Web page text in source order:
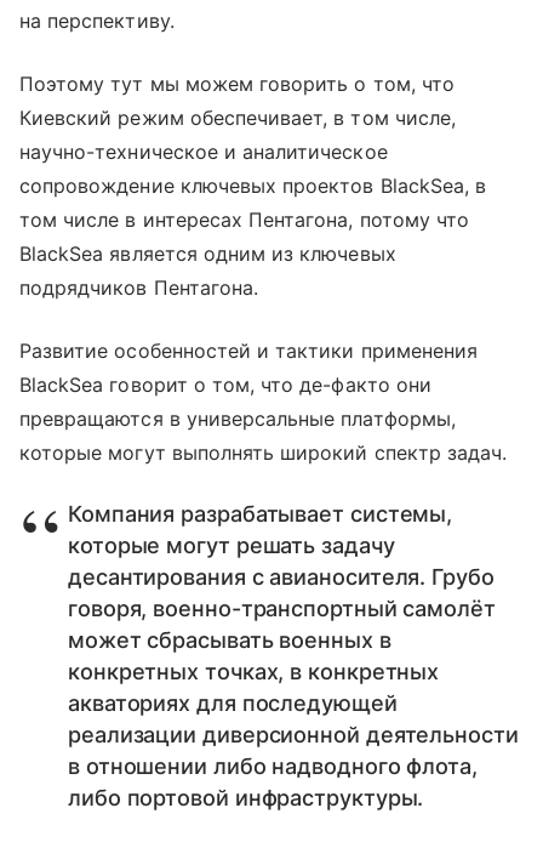
на перспективу.
Поэтому тут мы можем говорить о том, что
Киевский режим обеспечивает, в том числе,
научно-техническое и аналитическое
сопровождение ключевых проектов BlackSea, в
том числе в интересах Пентагона, потому что
BlackSea является одним из ключевых
подрядчиков Пентагона.
Развитие особенностей и тактики применения
BlackSea говорит о том, что де-факто они
превращаются в универсальные платформы,
которые могут выполнять широкий спектр задач.
Компания разрабатывает системы,
которые могут решать задачу
десантирования с авианосителя. Грубо
говоря, военно-транспортный самолёт
может сбрасывать военных в
конкретных точках, в конкретных
акваториях для последующей
реализации диверсионной деятельности
в отношении либо надводного флота,
либо портовой инфраструктуры.